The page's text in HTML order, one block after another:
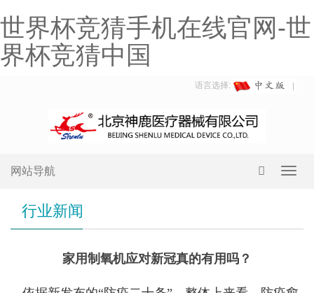
世界杯竞猜手机在线官网-世
界杯竞猜中国
语言选择:
网站导航
行业新闻
家用制氧机应对新冠真的有用吗？